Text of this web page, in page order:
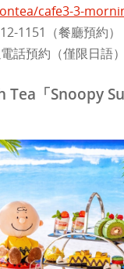
cafe3-3-
1151（餐廳預約
話預約（僅限日語）
Tea「Snoopy